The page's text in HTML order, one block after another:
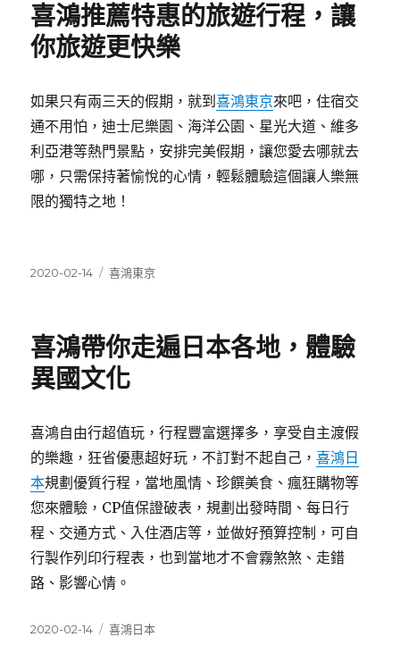
喜鴻推薦特惠的旅遊行程，讓
你旅遊更快樂
如果只有兩三天的假期，就到喜鴻東京來吧，住宿交
通不用怕，迪士尼樂園、海洋公園、星光大道、維多
利亞港等熱門景點，安排完美假期，讓您愛去哪就去
哪，只需保持著愉悅的心情，輕鬆體驗這個讓人樂無
限的獨特之地！
發
2020-02-14
分
喜鴻東京
喜鴻帶你走遍日本各地，體驗
異國文化
喜鴻自由行超值玩，行程豐富選擇多，享受自主渡假
的樂趣，狂省優惠超好玩，不訂對不起自己，喜鴻日
本規劃優質行程，當地風情、珍饌美食、瘋狂購物等
您來體驗，CP值保證破表，規劃出發時間、每日行
程、交通方式、入住酒店等，並做好預算控制，可自
行製作列印行程表，也到當地才不會霧煞煞、走錯
路、影響心情。
發
2020-02-14
分
喜鴻日本